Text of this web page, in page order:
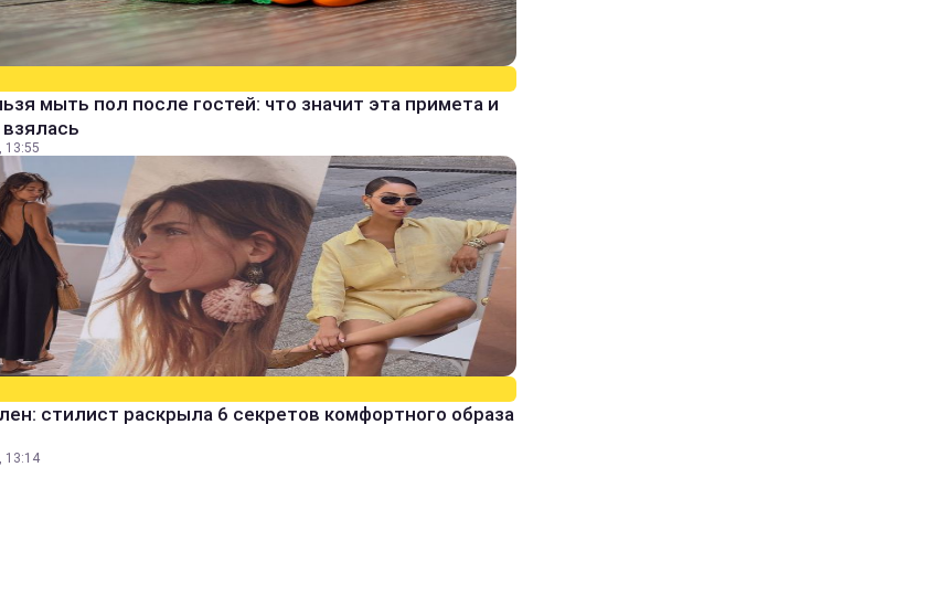
мыть пол после гостей: что значит эта примета и
13:55
стилист раскрыла 6 секретов комфортного образа
13:14